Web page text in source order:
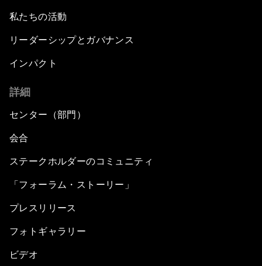
私たちの活動
リーダーシップとガバナンス
インパクト
詳細
センター（部門）
会合
ステークホルダーのコミュニティ
「フォーラム・ストーリー」
プレスリリース
フォトギャラリー
ビデオ